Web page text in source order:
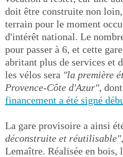
doit être construite non
terrain pour le moment
d'intérêt national. Le
pour passer à 6, et cette
abritant plus de services et
les vélos sera "la première
Provence-Côte d'Azur", dont
financement a été signé
La gare provisoire a ainsi
déconstruite et réutilisable"
Lemaître. Réalisée en bois,